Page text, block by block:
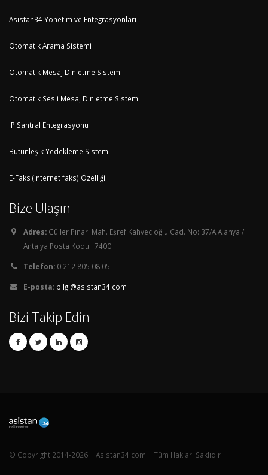
Asistan34 Yönetim ve Entegrasyonları
Otomatik Arama Sistemi
Otomatik Mesaj Dinletme Sistemi
Otomatik Sesli Mesaj Dinletme Sistemi
IP Santral Entegrasyonu
Bütünleşik Yedekleme Sistemi
E-Faks (internet faks) Özelliği
Bize Ulaşın
Adres: Güller Pınarı Mah. Eşref Kahvecioğlu Cad. No: 37/A Alanya /
Antalya Posta Kodu : 7400
Telefon: 0 212 805 08 05
E-posta: bilgi@asistan34.com
Bizi Takip Edin
© Copyright 2014-2026 | Asistan34.com | Tüm Hakları Saklıdır